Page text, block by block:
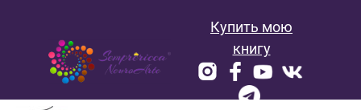
Купить мою
книгу